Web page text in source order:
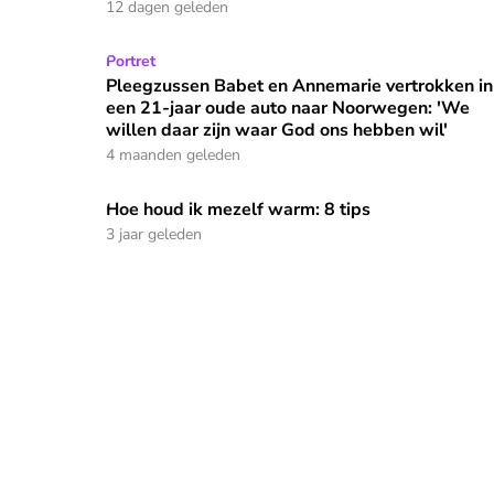
12 dagen geleden
Pleegzussen Babet en Annemarie vertrokken
Portret
Pleegzussen Babet en Annemarie vertrokken in
een 21-jaar oude auto naar Noorwegen: 'We
willen daar zijn waar God ons hebben wil'
4 maanden geleden
Hoe houd ik mezelf warm: 8 tips
Hoe houd ik mezelf warm: 8 tips
3 jaar geleden